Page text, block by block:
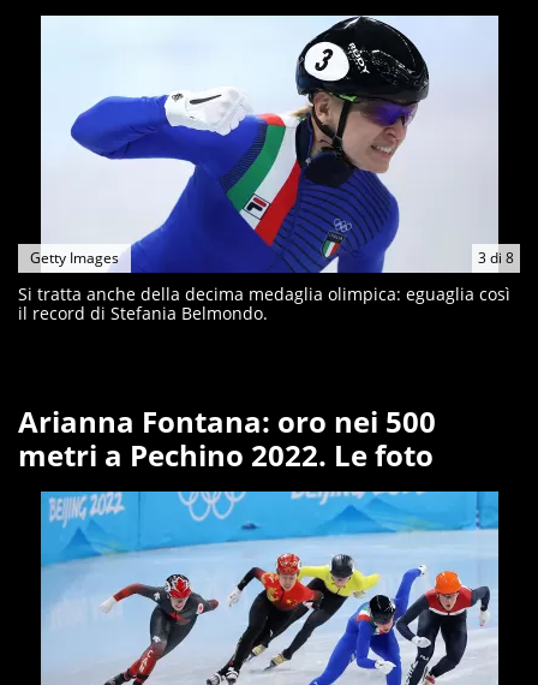
3di 8
Getty Images
Si tratta anche della decima medaglia olimpica: eguaglia così
il record di Stefania Belmondo.
Arianna Fontana: oro nei 500
metri a Pechino 2022. Le foto